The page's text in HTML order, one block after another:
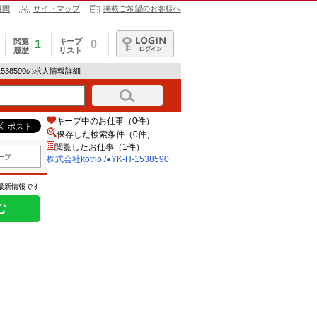
問 サイトマップ 掲載ご希望のお客様へ
閲覧
履歴
1
キープ
リスト
0
ログイン
の求人情報詳細
プ
新情報です
キープ中のお仕事（0件）
保存した検索条件（0件）
閲覧したお仕事（1件）
株式会社kotrio /●YK-H-1538590